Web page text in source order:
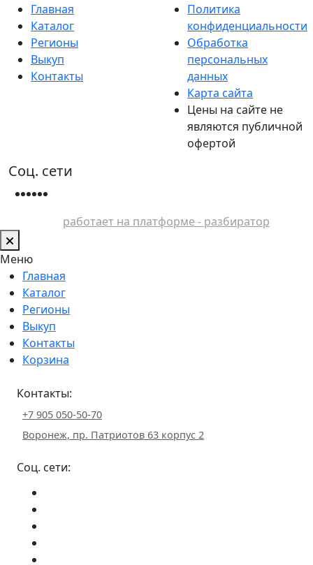
Главная
Каталог
Регионы
Выкуп
Контакты
Политика
конфиденциальности
Обработка
персональных
данных
Карта сайта
Цены на сайте не
являются публичной
офертой
Соц. сети
работает на платформе - разбиратор
Меню
Главная
Каталог
Регионы
Выкуп
Контакты
Корзина
Контакты:
+7 905 050-50-70
Воронеж, пр. Патриотов 63 корпус 2
Соц. сети: